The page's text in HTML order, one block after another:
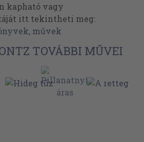
kapható vagy
itt tekintheti meg:
művek
TOVÁBBI MŰVEI